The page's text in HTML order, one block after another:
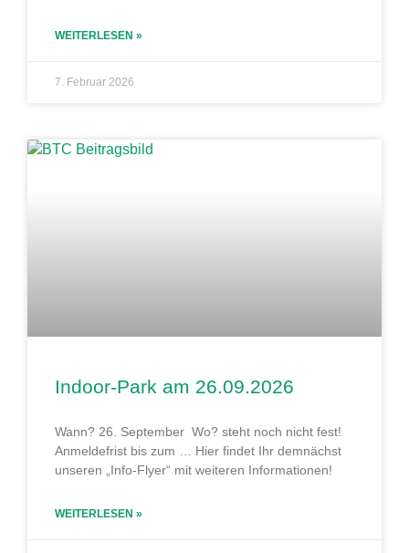
WEITERLESEN »
7. Februar 2026
Indoor-Park am 26.09.2026
Wann? 26. September Wo? steht noch nicht fest!
Anmeldefrist bis zum … Hier findet Ihr demnächst
unseren „Info-Flyer“ mit weiteren Informationen!
WEITERLESEN »